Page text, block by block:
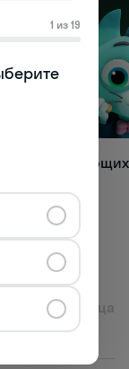
Топ
принца
1 из 19